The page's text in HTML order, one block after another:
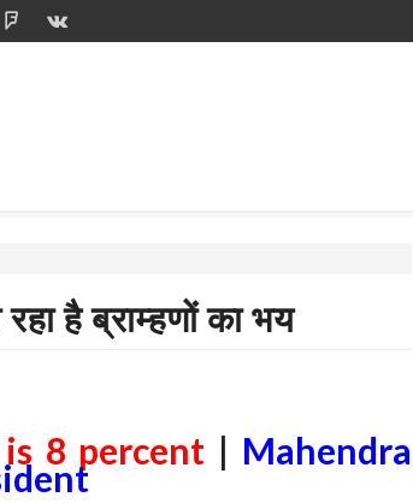
है ब्राम्हणों का भय
8 percent | Mahendra